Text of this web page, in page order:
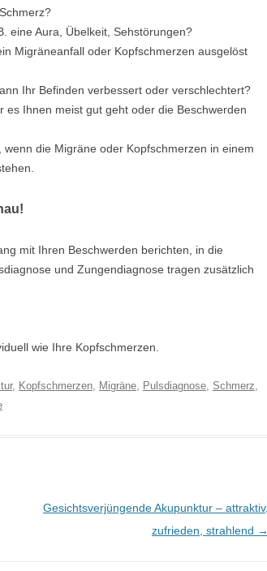
eine Aura, Übelkeit, Sehstörungen?
Migräneanfall oder Kopfschmerzen ausgelöst
Ihr Befinden verbessert oder verschlechtert?
Ihnen meist gut geht oder die Beschwerden
die Migräne oder Kopfschmerzen in einem
mit Ihren Beschwerden berichten, in die
und Zungendiagnose tragen zusätzlich
wie Ihre Kopfschmerzen.
, Kopfschmerzen, Migräne, Pulsdiagnose, Schmerz,
Gesichtsverjüngende Akupunktur – attraktiv,
zufrieden, strahlend →